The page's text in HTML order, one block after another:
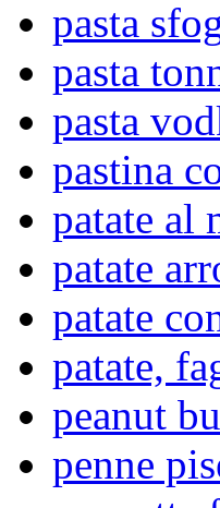
pasta
pasta
pasta
pastina
patate al
patate
patate
patate,
peanut
penne